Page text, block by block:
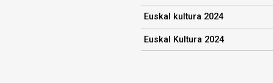
Euskal kultura 2024
Euskal Kultura 2024